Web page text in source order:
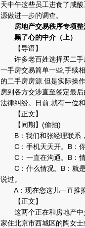
天中午这些员工进食了咸
源做进一步的调查。
房地产交易秩序专项
黑了心的中介（上）
【导语】
许多老百姓选择买二手
一手房交易简单一些,手续
的二手房房源.但是实际操
房到各方交涉直至签定最
法律纠纷。日前,就有一位
【正文】
【同期】(偷拍)
B：我们和张经理联系，
C：手机天天开。B：你
C：一直在沟通。B：情
C：什么情况。B：就是
说过。
A：现在您这儿一直推推
【正文】
这两个正在和房地产中
家住北京市西城区的陶女